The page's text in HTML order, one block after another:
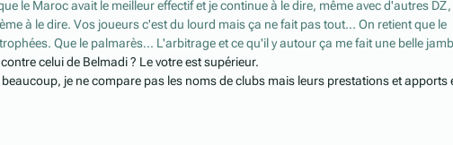
le Maroc avait le meilleur effectif et je continue à le dire, même avec d'autres DZ,
à le dire. Vos joueurs c'est du lourd mais ça ne fait pas tout... On retient que le
Que le palmarès... L'arbitrage et ce qu'il y autour ça me fait une belle
celui de Belmadi ? Le votre est supérieur.
je ne compare pas les noms de clubs mais leurs prestations et apports